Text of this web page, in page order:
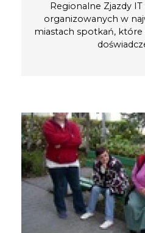
Regionalne Zjazdy
organizowanych w
miastach spotkań,